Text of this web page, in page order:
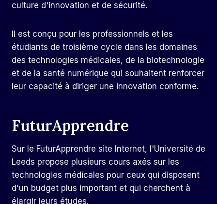
culture d'innovation et de sécurité.
Il est conçu pour les professionnels et les
étudiants de troisième cycle dans les domaines
des technologies médicales, de la biotechnologie
et de la santé numérique qui souhaitent renforcer
leur capacité à diriger une innovation conforme.
FuturApprendre
Sur le FuturApprendre site Internet, l'Université de
Leeds propose plusieurs cours axés sur les
technologies médicales pour ceux qui disposent
d'un budget plus important et qui cherchent à
élargir leurs études.